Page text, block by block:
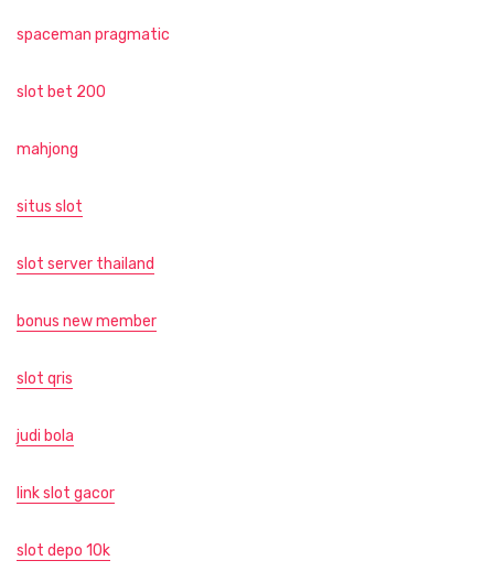
spaceman pragmatic
slot bet 200
mahjong
situs slot
slot server thailand
bonus new member
slot qris
judi bola
link slot gacor
slot depo 10k